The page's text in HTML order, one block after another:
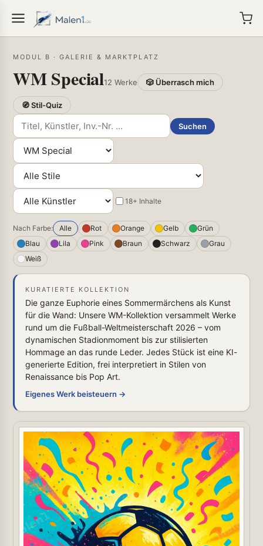
MODUL B · GALERIE & MARKTPLATZ
WM Special12 Werke 🎲 Überrasch mich
🧭 Stil-Quiz
Suchen
18+ Inhalte
Nach Farbe: Alle Rot Orange Gelb
Grün
Blau
Lila Pink Braun Schwarz
Grau
Weiß
KURATIERTE KOLLEKTION
Die ganze Euphorie eines Sommermärchens als Kunst
für die Wand: Unsere WM-Kollektion versammelt Werke
rund um die Fußball-Weltmeisterschaft 2026 – vom
dynamischen Stadionmoment bis zur stilisierten
Hommage an das runde Leder. Jedes Stück ist eine KI-
generierte Edition, frei interpretiert in Stilen von
Renaissance bis Pop Art.
Eigenes Werk beisteuern →